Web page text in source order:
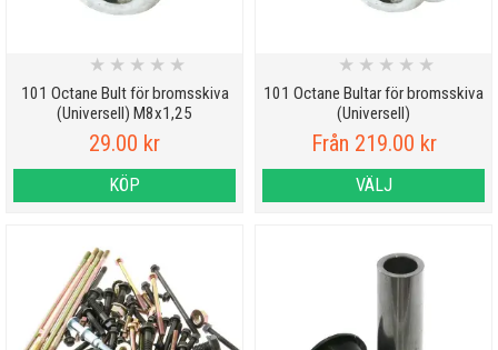
101 Octane Bult för bromsskiva
(Universell) M8x1,25
★ ★ ★ ★ ★
29.00 kr
KÖP
101 Octane Bultar för bromsskiva
(Universell)
★ ★ ★ ★ ★
Från 219.00 kr
VÄLJ